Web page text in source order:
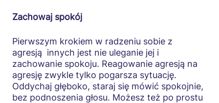
Zachowaj spokój
Pierwszym krokiem w radzeniu sobie z
agresją innych jest nie uleganie jej i
zachowanie spokoju. Reagowanie agresją na
agresję zwykle tylko pogarsza sytuację.
Oddychaj głęboko, staraj się mówić spokojnie,
bez podnoszenia głosu. Możesz też po prostu